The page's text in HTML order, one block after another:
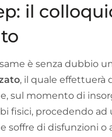
il
è senza dubbio
, il quale effettuerà
sul momento di
fisici, procedendo ad
soffre di disfunzioni o